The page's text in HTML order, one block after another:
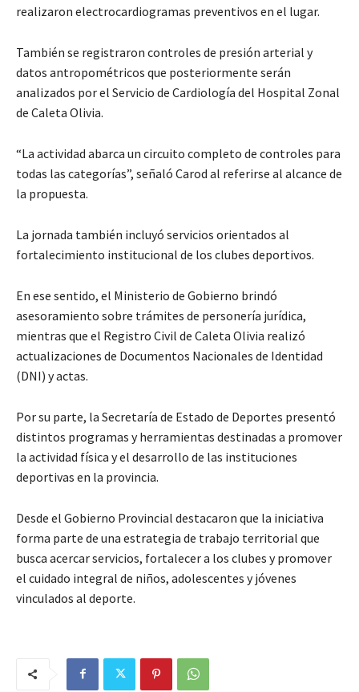
realizaron electrocardiogramas preventivos en el lugar.
También se registraron controles de presión arterial y
datos antropométricos que posteriormente serán
analizados por el Servicio de Cardiología del Hospital Zonal
de Caleta Olivia.
“La actividad abarca un circuito completo de controles para
todas las categorías”, señaló Carod al referirse al alcance de
la propuesta.
La jornada también incluyó servicios orientados al
fortalecimiento institucional de los clubes deportivos.
En ese sentido, el Ministerio de Gobierno brindó
asesoramiento sobre trámites de personería jurídica,
mientras que el Registro Civil de Caleta Olivia realizó
actualizaciones de Documentos Nacionales de Identidad
(DNI) y actas.
Por su parte, la Secretaría de Estado de Deportes presentó
distintos programas y herramientas destinadas a promover
la actividad física y el desarrollo de las instituciones
deportivas en la provincia.
Desde el Gobierno Provincial destacaron que la iniciativa
forma parte de una estrategia de trabajo territorial que
busca acercar servicios, fortalecer a los clubes y promover
el cuidado integral de niños, adolescentes y jóvenes
vinculados al deporte.